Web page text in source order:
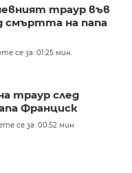
траур във
смъртта на папа
се за: 01:25 мин.
траур след
Франциск
се за: 00:52 мин.